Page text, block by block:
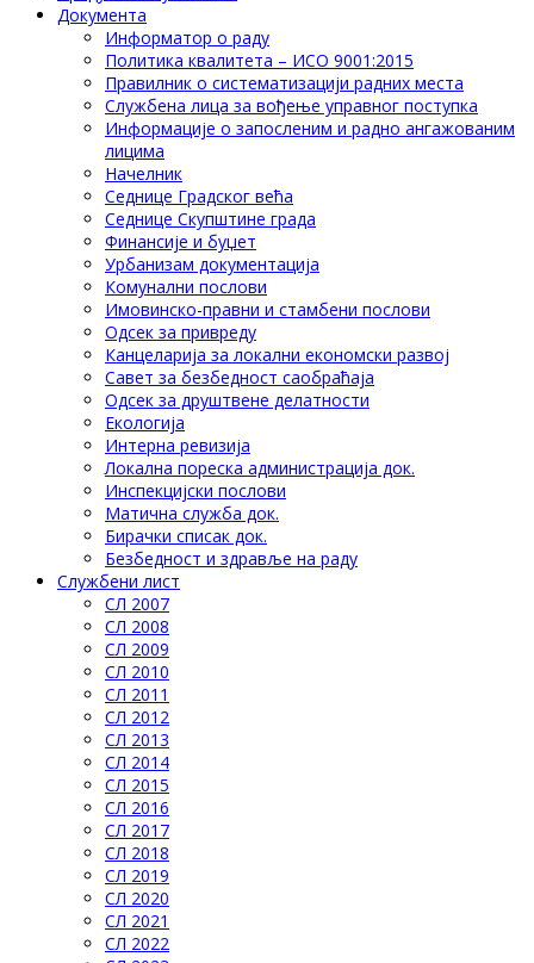
Документа
Информатор о раду
Политика квалитета – ИСО 9001:2015
Правилник о систематизацији радних места
Службена лица за вођење управног поступка
Информације о запосленим и радно ангажованим
лицима
Начелник
Седнице Градског већа
Седнице Скупштине града
Финансије и буџет
Урбанизам документација
Комунални послови
Имовинско-правни и стамбени послови
Одсек за привреду
Канцеларија за локални економски развој
Савет за безбедност саобраћаја
Одсек за друштвене делатности
Eкологија
Интерна ревизија
Локална пореска администрација док.
Инспекцијски послови
Матична служба док.
Бирачки списак док.
Безбедност и здравље на раду
Службени лист
СЛ 2007
СЛ 2008
СЛ 2009
СЛ 2010
СЛ 2011
СЛ 2012
СЛ 2013
СЛ 2014
СЛ 2015
СЛ 2016
СЛ 2017
СЛ 2018
СЛ 2019
СЛ 2020
СЛ 2021
СЛ 2022